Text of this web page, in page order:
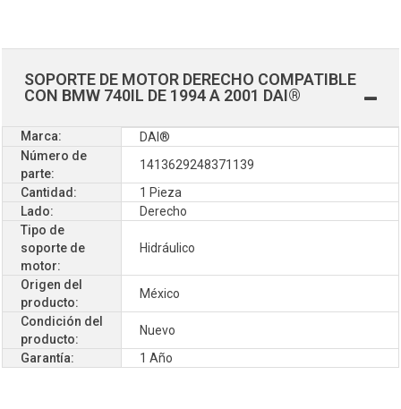
SOPORTE DE MOTOR DERECHO COMPATIBLE
CON BMW 740IL DE 1994 A 2001 DAI®
Marca:
DAI®
Número de
parte:
1413629248371139
Cantidad:
1 Pieza
Lado:
Derecho
Tipo de
soporte de
motor:
Hidráulico
Origen del
producto:
México
Condición del
producto:
Nuevo
Garantía:
1 Año